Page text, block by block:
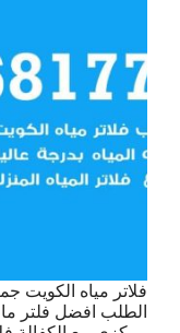
فلاتر مياه الكويت